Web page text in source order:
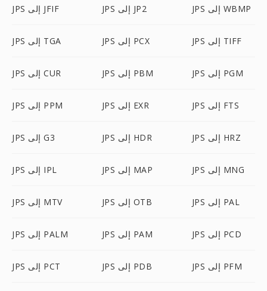
JPS إلى JFIF JPS إلى JP2 JPS إلى WBMP
JPS إلى TGA JPS إلى PCX JPS إلى TIFF
JPS إلى CUR JPS إلى PBM JPS إلى PGM
JPS إلى PPM JPS إلى EXR JPS إلى FTS
JPS إلى G3 JPS إلى HDR JPS إلى HRZ
JPS إلى IPL JPS إلى MAP JPS إلى MNG
JPS إلى MTV JPS إلى OTB JPS إلى PAL
JPS إلى PALM JPS إلى PAM JPS إلى PCD
JPS إلى PCT JPS إلى PDB JPS إلى PFM